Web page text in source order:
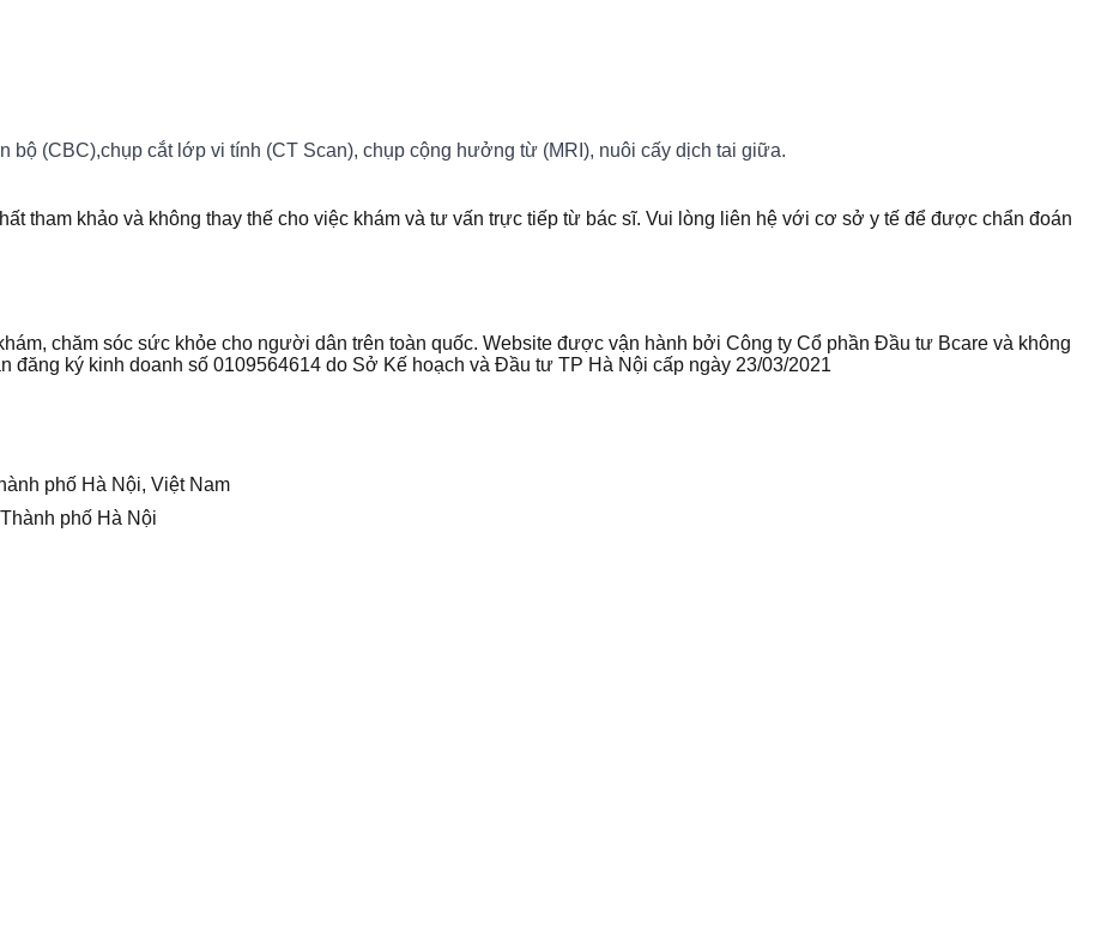
(CBC),chụp cắt lớp vi tính (CT Scan), chụp cộng hưởng từ (MRI), nuôi cấy dịch tai giữa.
tham khảo và không thay thế cho việc khám và tư vấn trực tiếp từ bác sĩ. Vui lòng liên hệ với cơ sở y tế để được chẩn đoán
chăm sóc sức khỏe cho người dân trên toàn quốc. Website được vận hành bởi Công ty Cổ phần Đầu tư Bcare và không
đăng ký kinh doanh số 0109564614 do Sở Kế hoạch và Đầu tư TP Hà Nội cấp ngày 23/03/2021
phố Hà Nội, Việt Nam
phố Hà Nội